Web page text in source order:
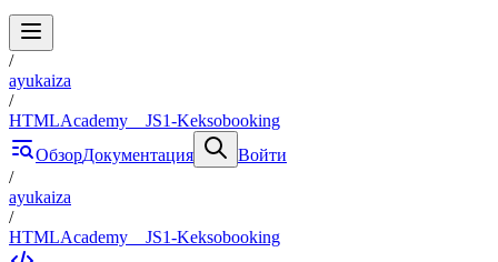
/
ayukaiza
/
HTMLAcademy__JS1-Keksobooking
ОбзорДокументация
Войти
/
ayukaiza
/
HTMLAcademy__JS1-Keksobooking